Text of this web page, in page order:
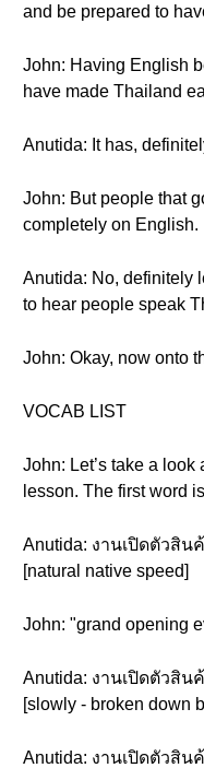
and be prepared to
John: Having English
have made Thailand
Anutida: It has,
John: But people that
completely on English.
Anutida: No, definitely
to hear people speak
John: Okay, now onto
VOCAB LIST
John: Let’s take a
lesson. The first word
Anutida: งานเปิดตัวสิน
[natural native speed]
John: "grand opening
Anutida: งานเปิดตัวสิน
[slowly - broken down
Anutida: งานเปิดตัวสิน